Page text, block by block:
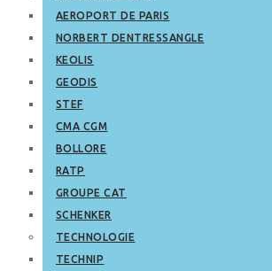
AEROPORT DE PARIS
NORBERT DENTRESSANGLE
KEOLIS
GEODIS
STEF
CMA CGM
BOLLORE
RATP
GROUPE CAT
SCHENKER
TECHNOLOGIE
TECHNIP